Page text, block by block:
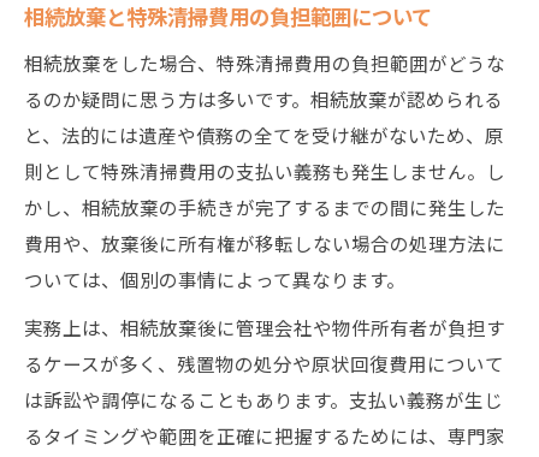
相続放棄と特殊清掃費用の負担範囲について
相続放棄をした場合、特殊清掃費用の負担範囲がどうな
るのか疑問に思う方は多いです。相続放棄が認められる
と、法的には遺産や債務の全てを受け継がないため、原
則として特殊清掃費用の支払い義務も発生しません。し
かし、相続放棄の手続きが完了するまでの間に発生した
費用や、放棄後に所有権が移転しない場合の処理方法に
ついては、個別の事情によって異なります。
実務上は、相続放棄後に管理会社や物件所有者が負担す
るケースが多く、残置物の処分や原状回復費用について
は訴訟や調停になることもあります。支払い義務が生じ
るタイミングや範囲を正確に把握するためには、専門家